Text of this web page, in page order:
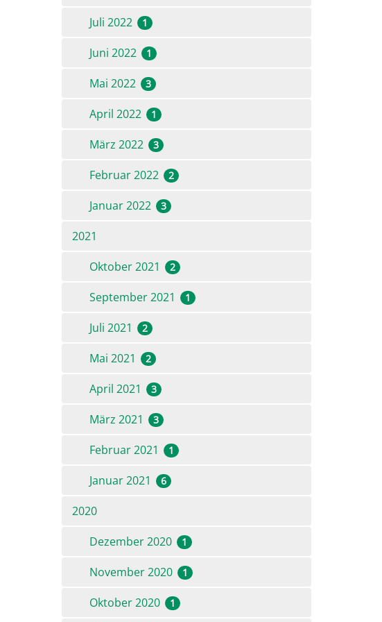
Juli 2022
1
Juni 2022 1
Mai 2022 3
April 2022 1
März 2022 3
Februar 2022 2
Januar 2022 3
2021
Oktober 2021
2
September 2021 1
Juli 2021 2
Mai 2021 2
April 2021 3
März 2021 3
Februar 2021 1
Januar 2021 6
2020
Dezember 2020
1
November 2020 1
Oktober 2020 1